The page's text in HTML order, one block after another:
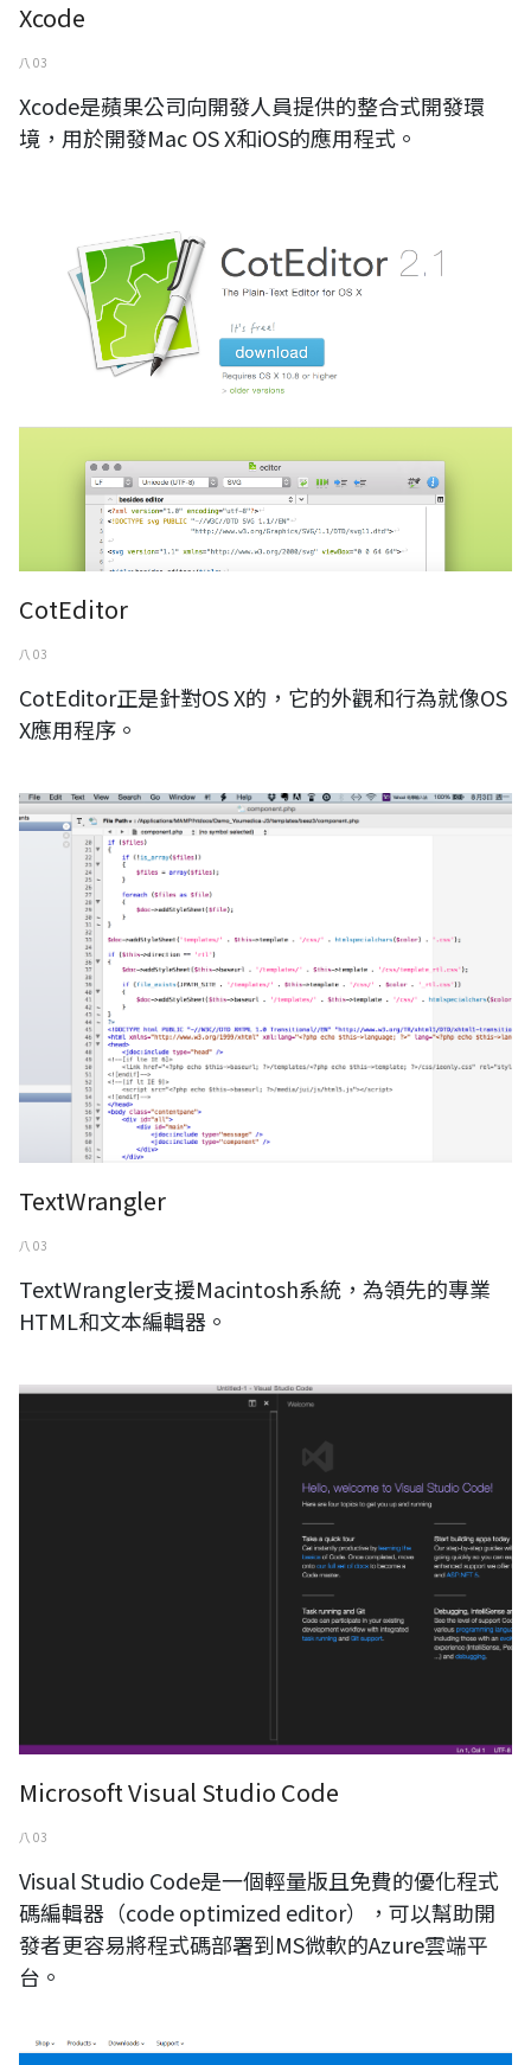
Xcode
八 03
Xcode是蘋果公司向開發人員提供的整合式開發環
境，用於開發Mac OS X和iOS的應用程式。
CotEditor
八 03
CotEditor正是針對OS X的，它的外觀和行為就像OS
X應用程序。
TextWrangler
TextWrangler
八 03
TextWrangler支援Macintosh系統，為領先的專業
HTML和文本編輯器。
Visual Studio Code
Microsoft Visual Studio Code
八 03
Visual Studio Code是一個輕量版且免費的優化程式
碼編輯器（code optimized editor），可以幫助開
發者更容易將程式碼部署到MS微軟的Azure雲端平
台。
windows10